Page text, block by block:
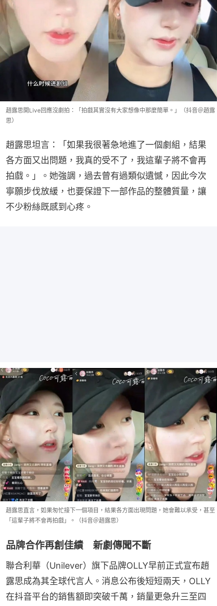
趙露思開Live回應沒劇拍：「拍戲其實沒有大家想像中那麼簡單。」（抖音＠趙露
思）
趙露思坦言：「如果我很著急地進了一個劇組，結果
各方面又出問題，我真的受不了，我這輩子將不會再
拍戲。」。她強調，過去曾有過類似遺憾，因此今次
寧願步伐放緩，也要保證下一部作品的整體質量，讓
不少粉絲既感到心疼。
趙露思直言，如果匆忙接下一個項目，結果各方面出現問題，她會難以承受，甚至
「這輩子將不會再拍戲」。（抖音＠趙露思）
品牌合作再創佳績 新劇傳聞不斷
聯合利華（Unilever）旗下品牌OLLY早前正式宣布趙
露思成為其全球代言人。消息公布後短短兩天，OLLY
在抖音平台的銷售額即突破千萬，銷量更急升三至四